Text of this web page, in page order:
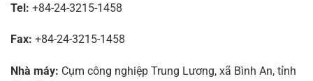
Tel: +84-24-3215-1458
Fax: +84-24-3215-1458
Nhà máy: Cụm công nghiệp Trung Lương, xã Bình An, tỉnh